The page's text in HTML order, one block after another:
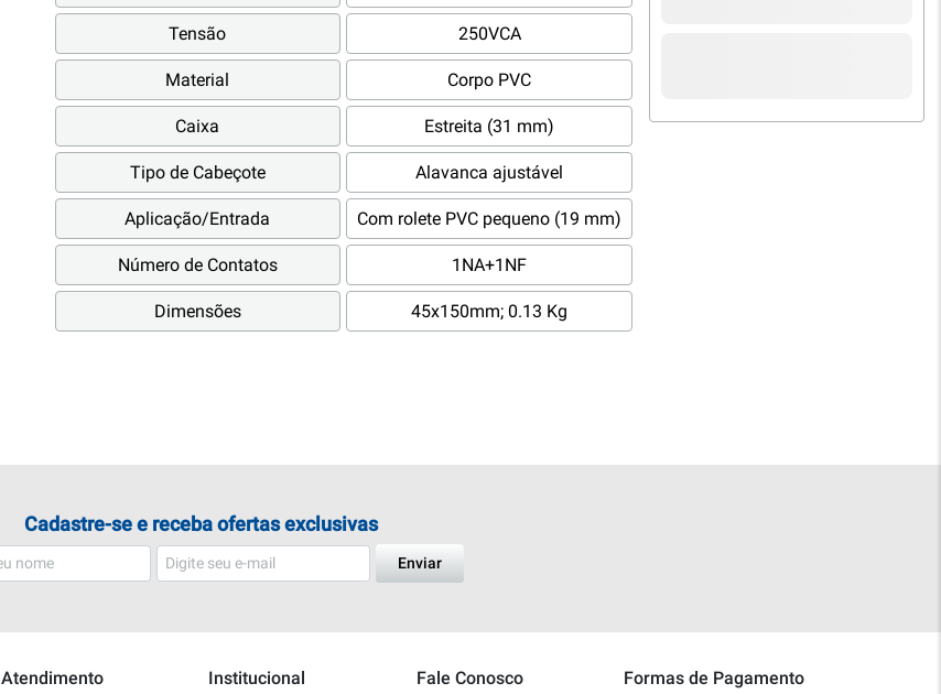
Tensão 250VCA
Material Corpo PVC
Caixa Estreita (31 mm)
Tipo de Cabeçote Alavanca ajustável
Aplicação/Entrada Com rolete PVC pequeno (19 mm)
Número de Contatos 1NA+1NF
Dimensões 45x150mm; 0.13 Kg
Cadastre-se e receba ofertas exclusivas
Enviar
Atendimento Institucional Fale Conosco Formas de Pagamento